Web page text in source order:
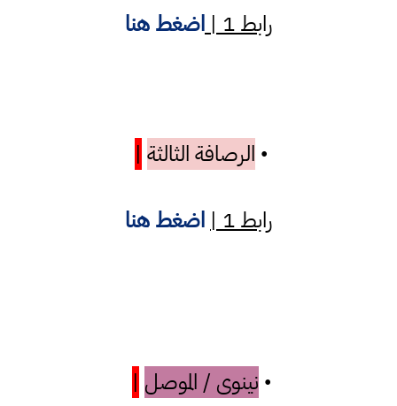
رابط 1 | اضغط هنا
• الرصافة الثالثة |
رابط 1 | اضغط هنا
• نينوى / الموصل |